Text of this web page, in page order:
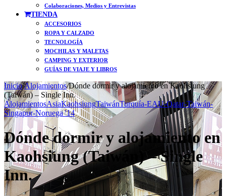
Colaboraciones, Medios y Entrevistas
TIENDA
ACCESORIOS
ROPA Y CALZADO
TECNOLOGÍA
MOCHILAS Y MALETAS
CAMPING Y EXTERIOR
GUÍAS DE VIAJE Y LIBROS
Inicio/Alojamientos/Dónde dormir y alojamiento en Kaohsiung
(Taiwán) – Single Inn.
AlojamientosAsiaKaohsiungTaiwánTurquía-EAU-Qatar-Taiwán-
Singapur-Noruega '14
Dónde dormir y alojamiento en
Kaohsiung (Taiwán) – Single
Inn.